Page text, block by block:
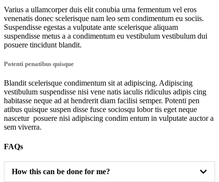
Varius a ullamcorper duis elit conubia urna fermentum vel eros
venenatis donec scelerisque nam leo sem condimentum eu sociis.
Suspendisse egestas a vulputate ante scelerisque aliquam
suspendisse metus a a condimentum eu vestibulum vestibulum dui
posuere tincidunt blandit.
Potenti penatibus quisque
Blandit scelerisque condimentum sit at adipiscing. Adipiscing
vestibulum suspendisse nisi vene natis iaculis ridiculus adipis cing
habitasse neque ad at hendrerit diam facilisi semper. Potenti pen
atibus quisque suspen disse fusce sociosqu lobor tis eget neque
nascetur posuere nisi adipiscing condim entum in vulputate auctor a
sem viverra.
FAQs
How this can be done for me?